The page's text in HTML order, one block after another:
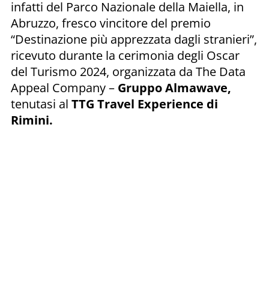
infatti del Parco Nazionale della Maiella, in
Abruzzo, fresco vincitore del premio
“Destinazione più apprezzata dagli stranieri”,
ricevuto durante la cerimonia degli Oscar
del Turismo 2024, organizzata da The Data
Appeal Company – Gruppo Almawave,
tenutasi al TTG Travel Experience di
Rimini.